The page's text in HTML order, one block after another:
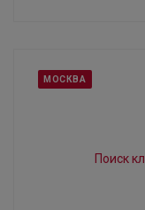
МОСКВА